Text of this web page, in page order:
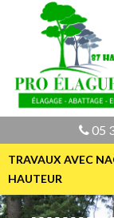
05
TRAVAUX AVEC
HAUTEUR